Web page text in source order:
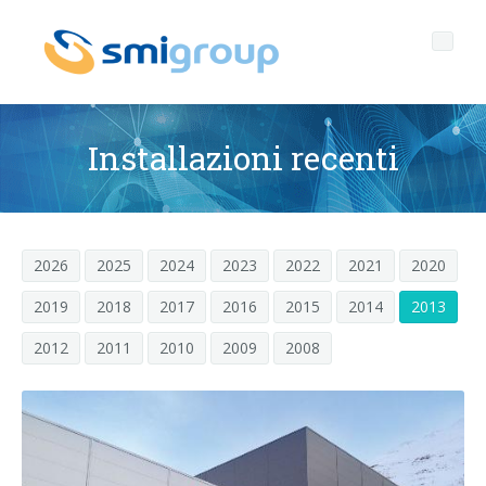
Profilo
Chi siamo
Dati chiave
Mission
Governance
Corporate governance
Codice Etico
General Data Protection Regulation
Sostenibilità
Bottiglie senza etichetta
Tappi ancorati
Prodotti
Linee complete
SOFFIATRICI PER BOTTIGLIE PET/ rPET
After sales
Portale Smyzone
Installazioni recenti
2026 2025 2024 2023 2022 2021
2020
2019
2018 2017 2016 2015 2014
2013
2012
2011 2010 2009 2008